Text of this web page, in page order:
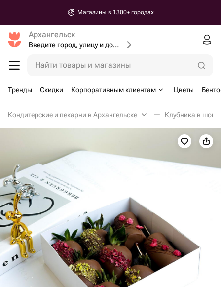
Магазины в 1300+ городах
Архангельск
Введите город, улицу и дом доставки
Найти товары и магазины
Тренды Скидки Корпоративным клиентам Цветы
Кондитерские и пекарни в Архангельске Клубника в